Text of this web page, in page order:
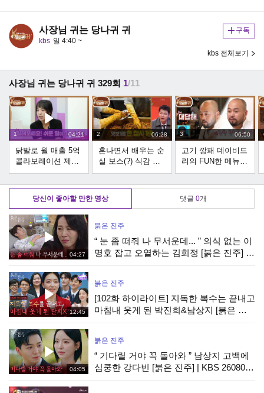
사장님 귀는 당나귀 귀
kbs 일 4:40 ~
구독
kbs 전체보기
사장님 귀는 당나귀 귀 329회 1/11
1 04:21
닭발로 월 매출 5억
콜라보레이션 제안
하는 순실 보스?! |
KBS 251109 방송
2 06:28
혼나면서 배우는 순
실 보스(?) 식감 좋
은 궁채와 양념 버
무리기! | KBS
251109 방송
3 06:50
고기 깡패 데이비드
리의 FUN한 메뉴들
수평적인(?) 관계를
유지하는 보스 |
당신이 좋아할 만한 영상 댓글 0개
04:27
붉은 진주
“ 눈 좀 떠줘 나 무서운데... ” 의식 없는 이
명호 잡고 오열하는 김희정 [붉은 진주] |
12:45
붉은 진주
[102화 하이라이트] 지독한 복수는 끝내고
마침내 웃게 된 박진희&남상지 [붉은 진
04:05
붉은 진주
“ 기다릴 거야 꼭 돌아와 ” 남상지 고백에
심쿵한 강다빈 [붉은 진주] | KBS 260807